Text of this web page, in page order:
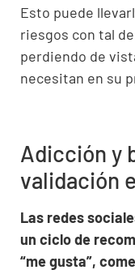
Esto puede
riesgos con tal
perdiendo de
necesitan en su
Adicción y
validación
Las redes
un ciclo de
“me gusta”,